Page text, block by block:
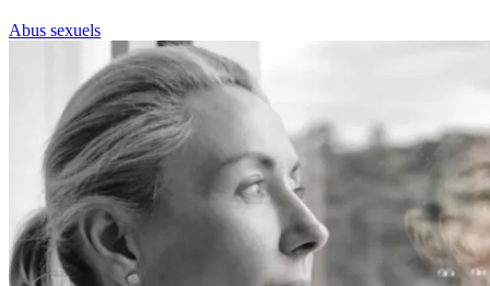
Abus sexuels